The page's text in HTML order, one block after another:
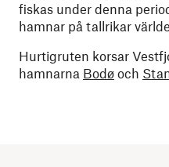
fiskas under denna
hamnar på tallrikar
Hurtigruten korsar
hamnarna Bodø och